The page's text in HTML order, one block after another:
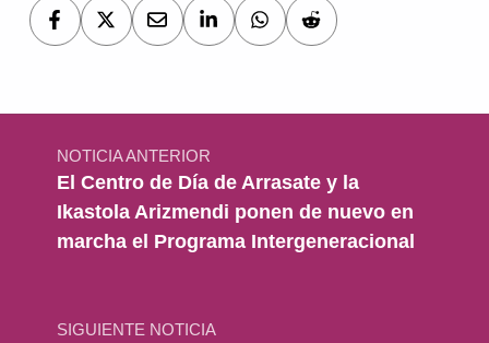
Navegación de entradas
NOTICIA ANTERIOR
El Centro de Día de Arrasate y la
Ikastola Arizmendi ponen de nuevo en
marcha el Programa Intergeneracional
SIGUIENTE NOTICIA